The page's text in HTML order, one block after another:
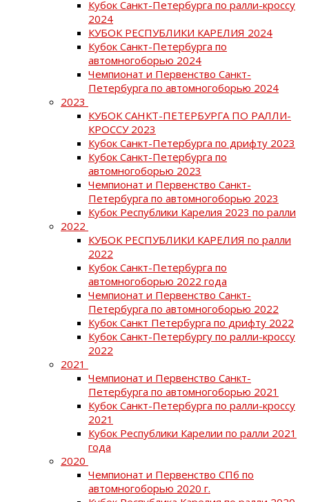
Кубок Санкт-Петербурга по ралли-кроссу
2024
КУБОК РЕСПУБЛИКИ КАРЕЛИЯ 2024
Кубок Санкт-Петербурга по
автомногоборью 2024
Чемпионат и Первенство Санкт-
Петербурга по автомногоборью 2024
2023
КУБОК САНКТ-ПЕТЕРБУРГА ПО РАЛЛИ-
КРОССУ 2023
Кубок Санкт-Петербурга по дрифту 2023
Кубок Санкт-Петербурга по
автомногоборью 2023
Чемпионат и Первенство Санкт-
Петербурга по автомногоборью 2023
Кубок Республики Карелия 2023 по ралли
2022
КУБОК РЕСПУБЛИКИ КАРЕЛИЯ по ралли
2022
Кубок Санкт-Петербурга по
автомногоборью 2022 года
Чемпионат и Первенство Санкт-
Петербурга по автомногоборью 2022
Кубок Санкт Петербурга по дрифту 2022
Кубок Санкт-Петербургу по ралли-кроссу
2022
2021
Чемпионат и Первенство Санкт-
Петербурга по автомногоборью 2021
Кубок Санкт-Петербурга по ралли-кроссу
2021
Кубок Республики Карелии по ралли 2021
года
2020
Чемпионат и Первенство СПб по
автомногоборью 2020 г.